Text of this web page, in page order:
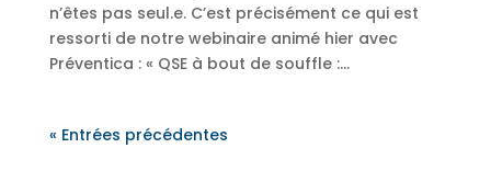
n’êtes pas seul.e. C’est précisément ce qui est
ressorti de notre webinaire animé hier avec
Préventica : « QSE à bout de souffle :...
« Entrées précédentes